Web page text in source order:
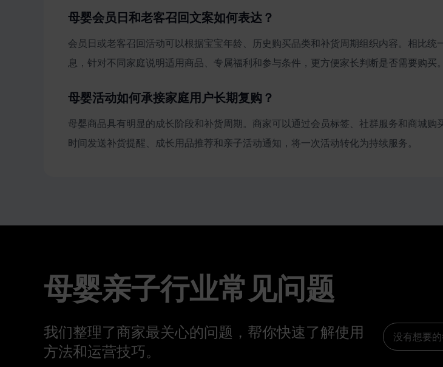
母婴会员日和老客召回文案如何表达？
会员日或老客召回活动可以根据宝宝年龄、历史购买品类和补货周期组织内容。相比统
息，针对不同家庭说明适用商品、专属福利和参与条件，更方便家长判断是否需要购买。
母婴活动如何承接家庭用户长期复购？
母婴商品具有明显的成长阶段和补货周期。商家可以通过会员标签、社群服务和商城购
时间发送补货提醒、成长用品推荐和亲子活动通知，将一次活动转化为持续服务。
母婴亲子行业常见问题
我们整理了商家最关心的问题，帮你快速了解使用
方法和运营技巧。